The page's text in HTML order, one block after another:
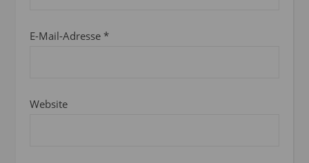
E-Mail-Adresse *
Website